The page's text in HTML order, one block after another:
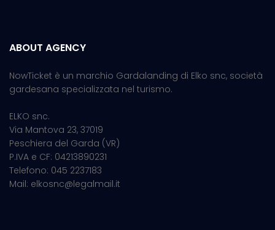
ABOUT AGENCY
NowTicket è un marchio Gardalanding di Elko snc, società
gardesana specializzata nel turismo.
ELKO snc.
Via Mantova 23, 37019
Peschiera del Garda (VR)
P.IVA e CF: 04213890231
Telefono: 045 2237183
Mail: elkosnc@legalmail.it